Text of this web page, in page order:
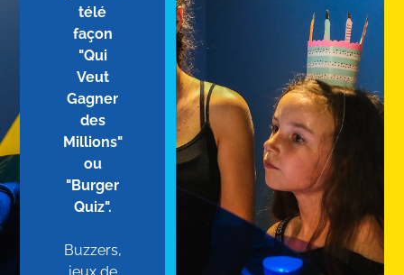
télé
façon
"Qui
Veut
Gagner
des
Millions"
ou
"Burger
Quiz".
Buzzers,